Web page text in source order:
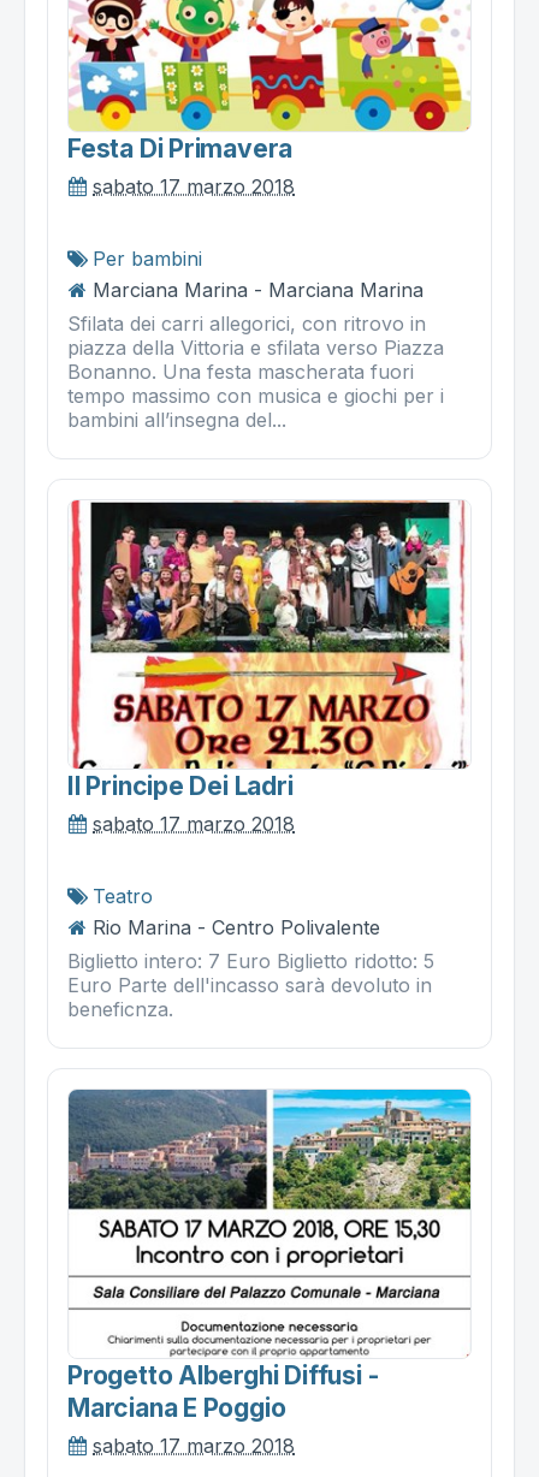
Festa Di Primavera
sabato 17 marzo 2018
Per bambini
Marciana Marina - Marciana Marina
Sfilata dei carri allegorici, con ritrovo in
piazza della Vittoria e sfilata verso Piazza
Bonanno. Una festa mascherata fuori
tempo massimo con musica e giochi per i
bambini all’insegna del...
Il Principe Dei Ladri
sabato 17 marzo 2018
Teatro
Rio Marina - Centro Polivalente
Biglietto intero: 7 Euro Biglietto ridotto: 5
Euro Parte dell'incasso sarà devoluto in
beneficnza.
Progetto Alberghi Diffusi -
Marciana E Poggio
sabato 17 marzo 2018